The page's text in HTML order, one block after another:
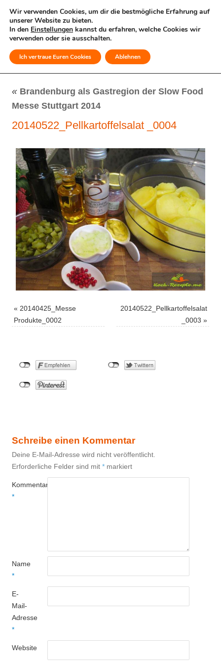
MENÜ
« Brandenburg als Gastregion der Slow Food
Messe Stuttgart 2014
20140522_Pellkartoffelsalat _0004
« 20140425_Messe
Produkte_0002
20140522_Pellkartoffelsalat
_0003 »
Schreibe einen Kommentar
Deine E-Mail-Adresse wird nicht veröffentlicht.
Erforderliche Felder sind mit * markiert
Kommentar
*
Name
*
E-
Mail-
Adresse
*
Website
Wir verwenden Cookies, um dir die bestmögliche Erfahrung auf
unserer Website zu bieten.
In den Einstellungen kannst du erfahren, welche Cookies wir
verwenden oder sie ausschalten.
Ich vertraue Euren Cookies Ablehnen